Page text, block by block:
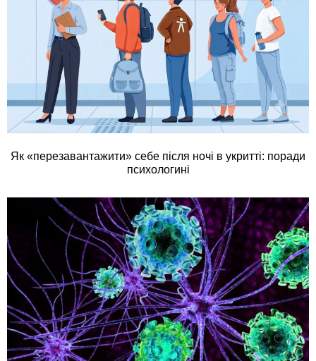
Як «перезавантажити» себе після ночі в укритті: поради
психологині